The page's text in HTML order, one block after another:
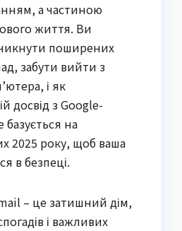
а частиною
життя. Ви
поширених
забути вийти з
і як
досвід з Google-
базується на
2025 року, щоб ваша
в безпеці.
– це затишний дім,
і важливих